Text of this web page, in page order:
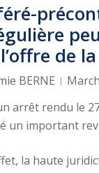
de
BERNE
arrêt rendu le 27
un important
la haute